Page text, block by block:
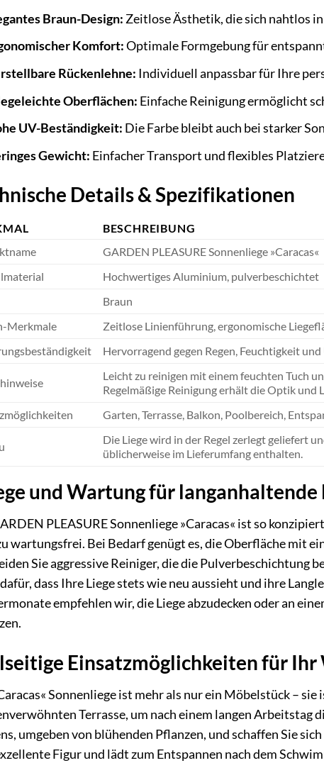
Braun-Design: Zeitlose Ästhetik, die sich nahtlos
Komfort:Optimale Formgebung für
Rückenlehne: Individuell anpassbar für Ihre
Oberflächen: Einfache Reinigung ermöglicht
UV-Beständigkeit: Die Farbe bleibt auch bei starker
Gewicht: Einfacher Transport und flexibles
Details & Spezifikationen
BESCHREIBUNG
GARDEN PLEASURE Sonnenliege »Caracas«
Hochwertiges Aluminium, pulverbeschichtet
Braun
Merkmale
Zeitlose Linienführung, ergonomische
Hervorragend gegen Regen, Feuchtigkeit
Leicht zu reinigen mit einem feuchten Tuch
Regelmäßige Reinigung erhält die Optik und
Garten, Terrasse, Balkon, Poolbereich,
Die Liege wird in der Regel zerlegt geliefert
üblicherweise im Lieferumfang enthalten.
und Wartung für langanhaltende
PLEASURE Sonnenliege »Caracas« ist so
wartungsfrei. Bei Bedarf genügt es, die Oberfläche mit
Sie aggressive Reiniger, die die Pulverbeschichtung
dass Ihre Liege stets wie neu aussieht und ihre
empfehlen wir, die Liege abzudecken oder an
Einsatzmöglichkeiten für
Sonnenliege ist mehr als nur ein Möbelstück –
Terrasse, um nach einem langen Arbeitstag
umgeben von blühenden Pflanzen, und schaffen Sie
Figur und lädt zum Entspannen nach dem